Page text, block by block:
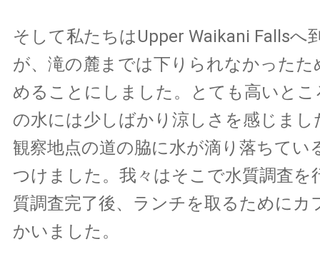
そして私たちはUpper Waikani Fallsへ
が、滝の麓までは下りられなかったた
めることにしました。とても高いと
の水には少しばかり涼しさを感じまし
観察地点の道の脇に水が滴り落ちてい
つけました。我々はそこで水質調査を
質調査完了後、ランチを取るためにカ
かいました。